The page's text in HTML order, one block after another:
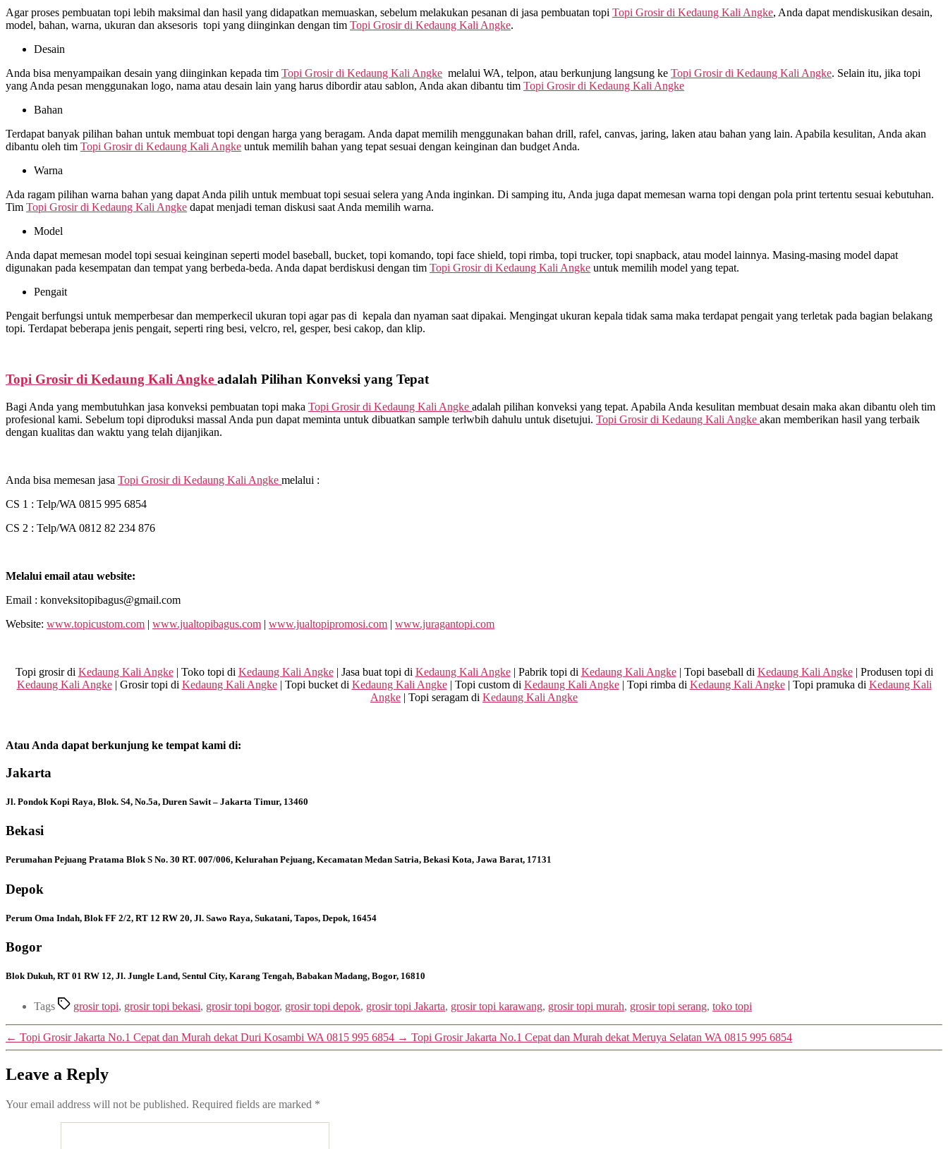
Agar proses pembuatan topi lebih maksimal dan hasil yang didapatkan memuaskan, sebelum melakukan pesanan di jasa pembuatan topi Topi Grosir di Kedaung Kali Angke, Anda dapat mendiskusikan desain,
model, bahan, warna, ukuran dan aksesoris topi yang diinginkan dengan tim Topi Grosir di Kedaung Kali Angke.
Desain
Anda bisa menyampaikan desain yang diinginkan kepada tim Topi Grosir di Kedaung Kali Angke melalui WA, telpon, atau berkunjung langsung ke Topi Grosir di Kedaung Kali Angke. Selain itu, jika topi
yang Anda pesan menggunakan logo, nama atau desain lain yang harus dibordir atau sablon, Anda akan dibantu tim Topi Grosir di Kedaung Kali Angke
Bahan
Terdapat banyak pilihan bahan untuk membuat topi dengan harga yang beragam. Anda dapat memilih menggunakan bahan drill, rafel, canvas, jaring, laken atau bahan yang lain. Apabila kesulitan, Anda akan
dibantu oleh tim Topi Grosir di Kedaung Kali Angke untuk memilih bahan yang tepat sesuai dengan keinginan dan budget Anda.
Warna
Ada ragam pilihan warna bahan yang dapat Anda pilih untuk membuat topi sesuai selera yang Anda inginkan. Di samping itu, Anda juga dapat memesan warna topi dengan pola print tertentu sesuai kebutuhan.
Tim Topi Grosir di Kedaung Kali Angke dapat menjadi teman diskusi saat Anda memilih warna.
Model
Anda dapat memesan model topi sesuai keinginan seperti model baseball, bucket, topi komando, topi face shield, topi rimba, topi trucker, topi snapback, atau model lainnya. Masing-masing model dapat
digunakan pada kesempatan dan tempat yang berbeda-beda. Anda dapat berdiskusi dengan tim Topi Grosir di Kedaung Kali Angke untuk memilih model yang tepat.
Pengait
Pengait berfungsi untuk memperbesar dan memperkecil ukuran topi agar pas di kepala dan nyaman saat dipakai. Mengingat ukuran kepala tidak sama maka terdapat pengait yang terletak pada bagian belakang
topi. Terdapat beberapa jenis pengait, seperti ring besi, velcro, rel, gesper, besi cakop, dan klip.
Topi Grosir di Kedaung Kali Angke adalah Pilihan Konveksi yang Tepat
Bagi Anda yang membutuhkan jasa konveksi pembuatan topi maka Topi Grosir di Kedaung Kali Angke adalah pilihan konveksi yang tepat. Apabila Anda kesulitan membuat desain maka akan dibantu oleh tim
profesional kami. Sebelum topi diproduksi massal Anda pun dapat meminta untuk dibuatkan sample terlwbih dahulu untuk disetujui. Topi Grosir di Kedaung Kali Angke akan memberikan hasil yang terbaik
dengan kualitas dan waktu yang telah dijanjikan.
Anda bisa memesan jasa Topi Grosir di Kedaung Kali Angke melalui :
CS 1 : Telp/WA 0815 995 6854
CS 2 : Telp/WA 0812 82 234 876
Melalui email atau website:
Email : konveksitopibagus@gmail.com
Website: www.topicustom.com | www.jualtopibagus.com | www.jualtopipromosi.com | www.juragantopi.com
Topi grosir di Kedaung Kali Angke| Toko topi di Kedaung Kali Angke| Jasa buat topi di Kedaung Kali Angke| Pabrik topi di Kedaung Kali Angke| Topi baseball di Kedaung Kali Angke| Produsen topi di
Kedaung Kali Angke| Grosir topi di Kedaung Kali Angke| Topi bucket di Kedaung Kali Angke| Topi custom di Kedaung Kali Angke| Topi rimba di Kedaung Kali Angke| Topi pramuka di Kedaung Kali
Angke | Topi seragam di Kedaung Kali Angke
Atau Anda dapat berkunjung ke tempat kami di:
Jakarta
Jl. Pondok Kopi Raya, Blok. S4, No.5a, Duren Sawit – Jakarta Timur, 13460
Bekasi
Perumahan Pejuang Pratama Blok S No. 30 RT. 007/006, Kelurahan Pejuang, Kecamatan Medan Satria, Bekasi Kota, Jawa Barat, 17131
Depok
Perum Oma Indah, Blok FF 2/2, RT 12 RW 20, Jl. Sawo Raya, Sukatani, Tapos, Depok, 16454
Bogor
Blok Dukuh, RT 01 RW 12, Jl. Jungle Land, Sentul City, Karang Tengah, Babakan Madang, Bogor, 16810
Tags grosir topi, grosir topi bekasi, grosir topi bogor, grosir topi depok, grosir topi Jakarta, grosir topi karawang, grosir topi murah, grosir topi serang, toko topi
← Topi Grosir Jakarta No.1 Cepat dan Murah dekat Duri Kosambi WA 0815 995 6854 → Topi Grosir Jakarta No.1 Cepat dan Murah dekat Meruya Selatan WA 0815 995 6854
Leave a Reply
Your email address will not be published. Required fields are marked *